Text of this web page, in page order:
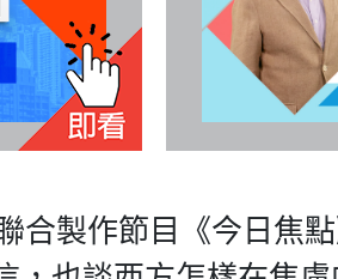
合製作節目《今日焦